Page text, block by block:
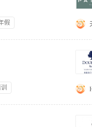
假
严格时间管理；及时准确接收
politely; handle guest
间；礼貌陪同客人往返泳池及
complete locker room
境达标；每日营业前完成更衣
with deep cleaning
and deliver safely to Pool &
身中心秩序，处理会员投诉和